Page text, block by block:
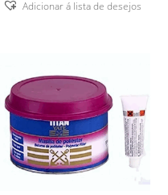
Adicionar á lista de desejos